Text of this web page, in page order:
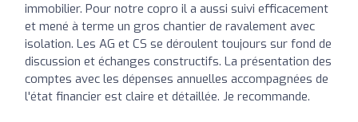
immobilier. Pour notre copro il a aussi suivi efficacement
et mené à terme un gros chantier de ravalement avec
isolation. Les AG et CS se déroulent toujours sur fond de
discussion et échanges constructifs. La présentation des
comptes avec les dépenses annuelles accompagnées de
l'état financier est claire et détaillée. Je recommande.